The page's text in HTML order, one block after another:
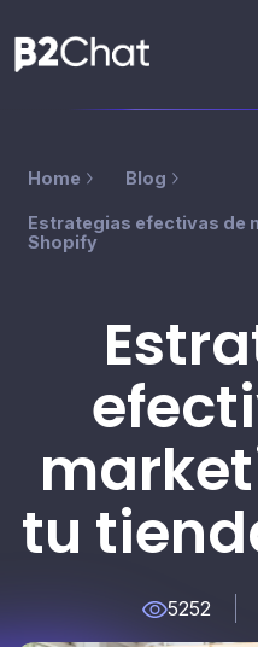
Home Blog
Estrategias efectivas de
Shopify
tu
5252